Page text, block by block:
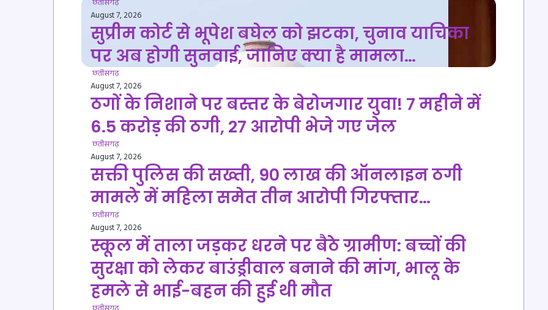
छतीसगढ़
August 7, 2026
सुप्रीम कोर्ट से भूपेश बघेल को झटका, चुनाव याचिका
पर अब होगी सुनवाई, जानिए क्या है मामला…
छतीसगढ़
August 7, 2026
ठगों के निशाने पर बस्तर के बेरोजगार युवा! 7 महीने में
6.5 करोड़ की ठगी, 27 आरोपी भेजे गए जेल
छतीसगढ़
August 7, 2026
सक्ती पुलिस की सख्ती, 90 लाख की ऑनलाइन ठगी
मामले में महिला समेत तीन आरोपी गिरफ्तार…
छतीसगढ़
August 7, 2026
स्कूल में ताला जड़कर धरने पर बैठे ग्रामीण: बच्चों की
सुरक्षा को लेकर बाउंड्रीवाल बनाने की मांग, भालू के
हमले से भाई-बहन की हुई थी मौत